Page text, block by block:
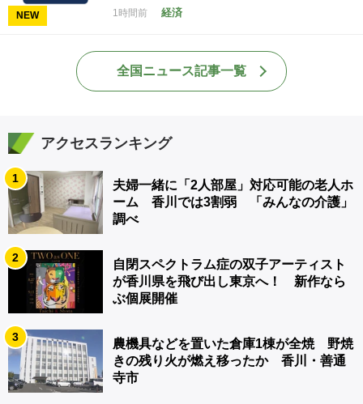
NEW 1時間前 経済
全国ニュース記事一覧
アクセスランキング
1
夫婦一緒に「2人部屋」対応可能の老人ホ
ーム 香川では3割弱 「みんなの介護」
調べ
2
自閉スペクトラム症の双子アーティスト
が香川県を飛び出し東京へ！ 新作なら
ぶ個展開催
3
農機具などを置いた倉庫1棟が全焼 野焼
きの残り火が燃え移ったか 香川・善通
寺市